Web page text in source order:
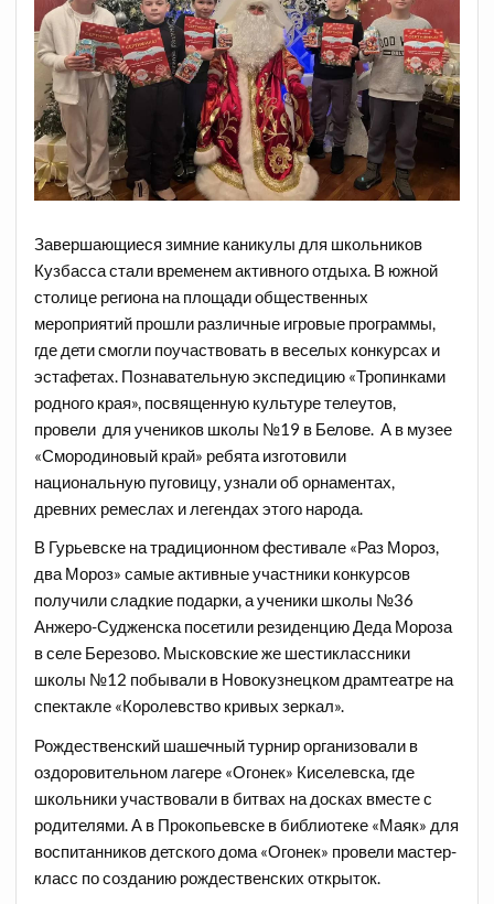
Завершающиеся зимние каникулы для школьников
Кузбасса стали временем активного отдыха. В южной
столице региона на площади общественных
мероприятий прошли различные игровые программы,
где дети смогли поучаствовать в веселых конкурсах и
эстафетах. Познавательную экспедицию «Тропинками
родного края», посвященную культуре телеутов,
провели для учеников школы №19 в Белове. А в музее
«Смородиновый край» ребята изготовили
национальную пуговицу, узнали об орнаментах,
древних ремеслах и легендах этого народа.
В Гурьевске на традиционном фестивале «Раз Мороз,
два Мороз» самые активные участники конкурсов
получили сладкие подарки, а ученики школы №36
Анжеро-Судженска посетили резиденцию Деда Мороза
в селе Березово. Мысковские же шестиклассники
школы №12 побывали в Новокузнецком драмтеатре на
спектакле «Королевство кривых зеркал».
Рождественский шашечный турнир организовали в
оздоровительном лагере «Огонек» Киселевска, где
школьники участвовали в битвах на досках вместе с
родителями. А в Прокопьевске в библиотеке «Маяк» для
воспитанников детского дома «Огонек» провели мастер-
класс по созданию рождественских открыток.